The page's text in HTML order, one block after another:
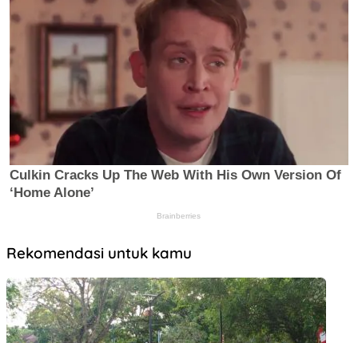
Rekomendasi untuk kamu